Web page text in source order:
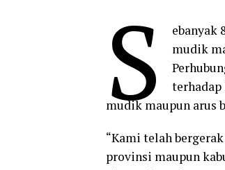
S
ebanyak
mudik
mudik maupun arus
“Kami telah
provinsi maupun